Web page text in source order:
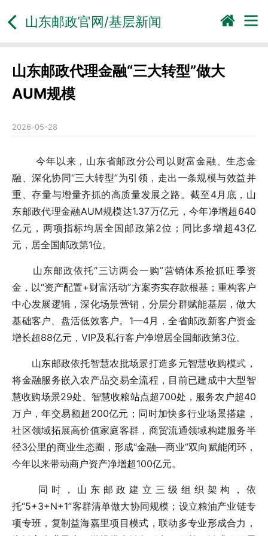
山东邮政官网/基层新闻
山东邮政代理金融“三大转型”做大
AUM规模
2026-05-28
今年以来，山东省邮政分公司以财富金融、生态金
融、深化协同“三大转型”为引领，走出一条规模与效益并
重、存量与增量齐抓的高质量发展之路。截至4月底，山
东邮政代理金融AUM规模达1.37万亿元，今年净增超640
亿元，两项指标均居全国邮政第2位；同比多增超43亿
元，居全国邮政第1位。
山东邮政依托“三访两会一购”营销体系抢抓旺季资
金，以“资产配置+财富活动”方案夯实存款根基；重构客户
中心发展逻辑，深化场景营销，分层分群赋能基层，做大
基础客户、盘活低效客户。1—4月，全省邮政新客户资金
增长超88亿元，VIP及私行客户净增居全国邮政第3位。
山东邮政依托智慧农批场景打造多元智慧收购模式，
将金融服务嵌入农产品交易全流程，目前已建成中大型智
慧收购场景29处、智慧收粮站点超700处，服务农户超40
万户，年交易额超200亿元；同时加快多行业场景搭建，
社区领域拓展高价值家庭客群，商贸流通领域构建服务半
径3公里的商业生态圈，形成“金融—商业”双向赋能闭环，
今年以来带动商户资产净增超100亿元。
同时，山东邮政建立三级组织架构，依
托“5+3+N+1”客群清单做大协同规模；设立粮油产业链专
项专班，复制益海嘉里项目模式，联动多专业形成合力，